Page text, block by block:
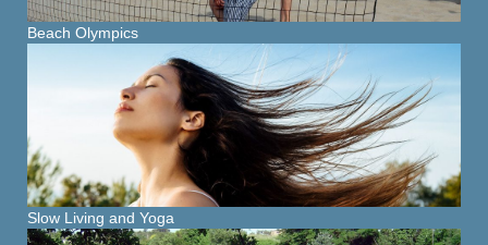
Beach Olympics
Slow Living and Yoga